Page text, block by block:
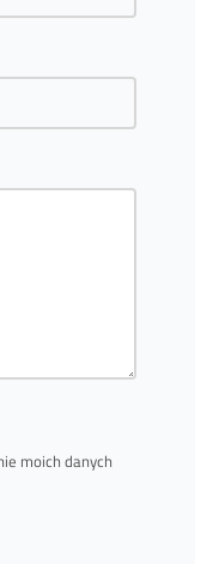
moich danych